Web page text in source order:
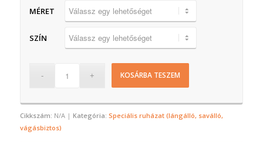
MÉRET
SZÍN
KOSÁRBA TESZEM
Cikkszám: N/A Kategória: Speciális ruházat (lángálló, saválló,
vágásbiztos)